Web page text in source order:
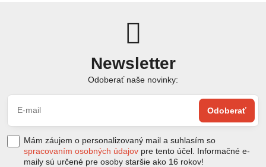
Newsletter
Odoberať naše novinky:
Odoberať
Mám záujem o personalizovaný mail a suhlasím so
spracovaním osobných údajov pre tento účel. Informačné e-
maily sú určené pre osoby staršie ako 16 rokov!